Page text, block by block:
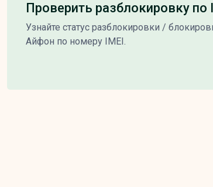
Проверить разблокировку по
Узнайте статус разблокировки /
Айфон по номеру IMEI.